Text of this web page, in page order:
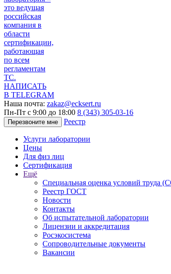
НАПИСАТЬ
В TELEGRAM
Наша почта: zakaz@ecksert.ru
Пн-Пт с 9:00 до 18:00 8 (343) 305-03-16
Перезвоните мне Реестр
Услуги лаборатории
Цены
Для физ лиц
Сертификация
Ещё
Специальная оценка условий труда
Реестр ГОСТ
Новости
Контакты
Об испытательной лаборатории
Лицензии и аккредитация
Росэкосистема
Сопроводительные документы
Вакансии